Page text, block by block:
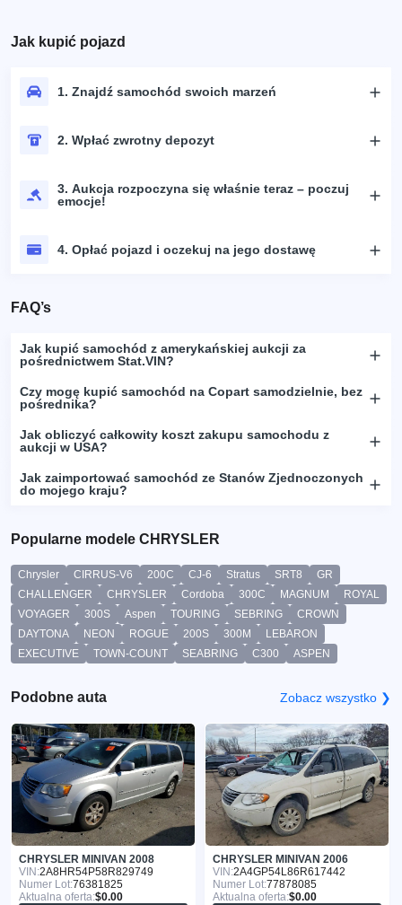
Jak kupić pojazd
1. Znajdź samochód swoich marzeń
2. Wpłać zwrotny depozyt
3. Aukcja rozpoczyna się właśnie teraz – poczuj
emocje!
4. Opłać pojazd i oczekuj na jego dostawę
FAQ’s
Jak kupić samochód z amerykańskiej aukcji za
pośrednictwem Stat.VIN?
Czy mogę kupić samochód na Copart samodzielnie, bez
pośrednika?
Jak obliczyć całkowity koszt zakupu samochodu z
aukcji w USA?
Jak zaimportować samochód ze Stanów Zjednoczonych
do mojego kraju?
Popularne modele CHRYSLER
Chrysler CIRRUS-V6 200C CJ-6 Stratus SRT8
GR
CHALLENGER
CHRYSLER Cordoba 300C MAGNUM
ROYAL
VOYAGER
300S Aspen TOURING SEBRING
CROWN
DAYTONA
NEON ROGUE 200S 300M
LEBARON
EXECUTIVE
TOWN-COUNT SEABRING C300 ASPEN
Podobne auta Zobacz wszystko ❯
CHRYSLER MINIVAN 2008
VIN:2A8HR54P58R829749
Numer Lot:76381825
Aktualna oferta:$0.00
CHRYSLER MINIVAN 2006
VIN:2A4GP54L86R617442
Numer Lot:77878085
Aktualna oferta:$0.00